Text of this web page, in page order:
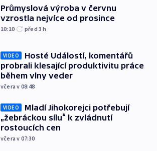
Průmyslová výroba v červnu
vzrostla nejvíce od prosince
10:10 před 3h
VIDEO
Hosté Událostí, komentářů
probrali klesající produktivitu práce
během vlny veder
včera v 08:48
VIDEO
Mladí Jihokorejci potřebují
„žebráckou sílu“ k zvládnutí
rostoucích cen
včera v 07:30